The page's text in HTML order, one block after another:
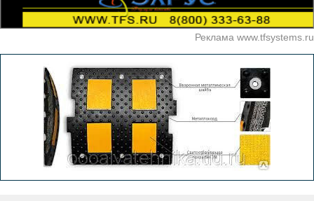
Реклама www.tfsystems.ru